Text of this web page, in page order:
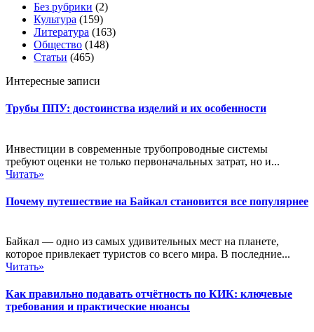
Без рубрики (2)
Культура (159)
Литература (163)
Общество (148)
Статьи (465)
Интересные записи
Трубы ППУ: достоинства изделий и их особенности
Инвестиции в современные трубопроводные системы
требуют оценки не только первоначальных затрат, но и...
Читать»
Почему путешествие на Байкал становится все популярнее
Байкал — одно из самых удивительных мест на планете,
которое привлекает туристов со всего мира. В последние...
Читать»
Как правильно подавать отчётность по КИК: ключевые
требования и практические нюансы